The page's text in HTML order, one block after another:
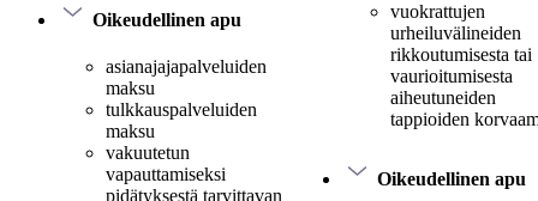
Oikeudellinen apu
asianajajapalveluiden
maksu
tulkkauspalveluiden
maksu
vakuutetun
vapauttamiseksi
pidätyksestä tarvittavan
vuokrattujen
urheiluvälineiden
rikkoutumisesta tai
vaurioitumisesta
aiheutuneiden
tappioiden
Oikeudellinen apu